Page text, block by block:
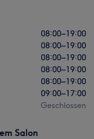
08:00–19:00
08:00–19:00
08:00–19:00
08:00–19:00
08:00–19:00
09:00–17:00
Geschlossen
Salon